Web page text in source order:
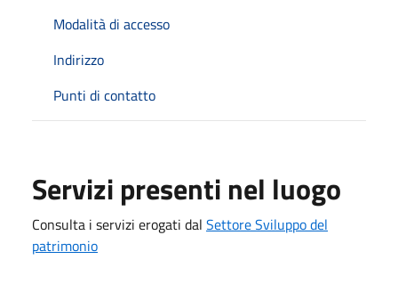
Modalità di accesso
Indirizzo
Punti di contatto
Servizi presenti nel luogo
Consulta i servizi erogati dal Settore Sviluppo del
patrimonio